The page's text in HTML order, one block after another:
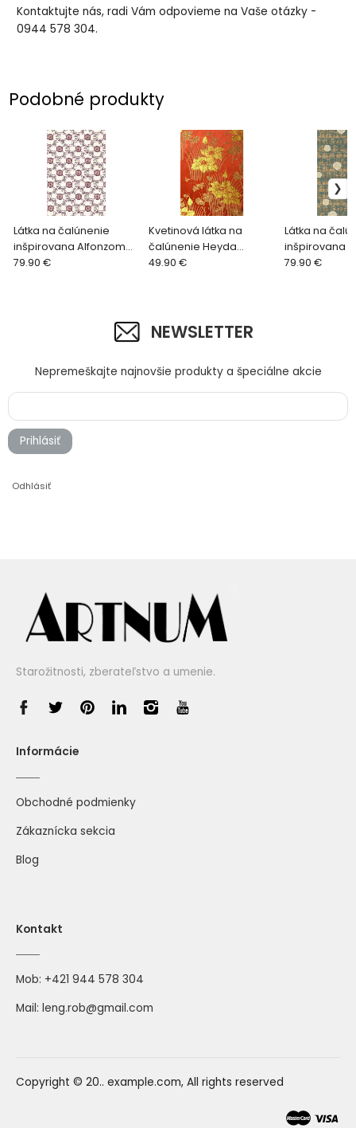
Kontaktujte nás, radi Vám odpovieme na Vaše otázky -
0944 578 304.
Podobné produkty
Látka na čalúnenie
inšpirovana Alfonzom
Muchom Parisa
79.90 €
Kvetinová látka na
čalúnenie Heyda
2257/271
49.90 €
Látka na
inšpirovana
Klimtom
79.90 €
NEWSLETTER
Nepremeškajte najnovšie produkty a špeciálne akcie
Prihlásiť
Odhlásiť
Starožitnosti, zberateľstvo a umenie.
Informácie
Obchodné podmienky
Zákaznícka sekcia
Blog
Kontakt
Mob: +421 944 578 304
Mail: leng.rob@gmail.com
Copyright © 20.. example.com, All rights reserved